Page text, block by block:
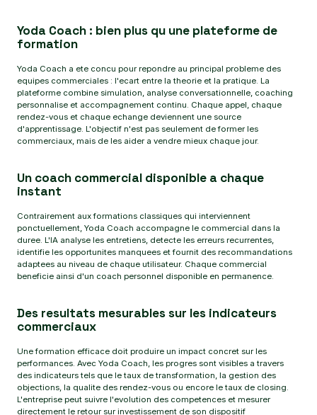
Yoda Coach : bien plus qu une plateforme de
formation
Yoda Coach a ete concu pour repondre au principal probleme des
equipes commerciales : l'ecart entre la theorie et la pratique. La
plateforme combine simulation, analyse conversationnelle, coaching
personnalise et accompagnement continu. Chaque appel, chaque
rendez-vous et chaque echange deviennent une source
d'apprentissage. L'objectif n'est pas seulement de former les
commerciaux, mais de les aider a vendre mieux chaque jour.
Un coach commercial disponible a chaque
instant
Contrairement aux formations classiques qui interviennent
ponctuellement, Yoda Coach accompagne le commercial dans la
duree. L'IA analyse les entretiens, detecte les erreurs recurrentes,
identifie les opportunites manquees et fournit des recommandations
adaptees au niveau de chaque utilisateur. Chaque commercial
beneficie ainsi d'un coach personnel disponible en permanence.
Des resultats mesurables sur les indicateurs
commerciaux
Une formation efficace doit produire un impact concret sur les
performances. Avec Yoda Coach, les progres sont visibles a travers
des indicateurs tels que le taux de transformation, la gestion des
objections, la qualite des rendez-vous ou encore le taux de closing.
L'entreprise peut suivre l'evolution des competences et mesurer
directement le retour sur investissement de son dispositif